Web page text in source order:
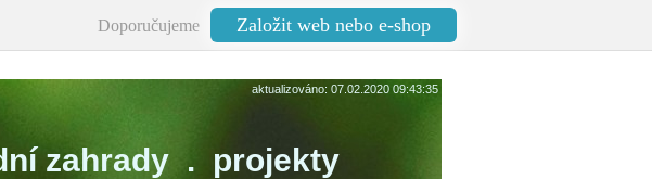
Doporučujeme Založit web nebo e-shop
aktualizováno: 07.02.2020 09:43:35
zahrady . projekty